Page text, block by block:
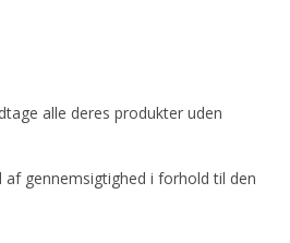
alle deres produkter uden
gennemsigtighed i forhold til den